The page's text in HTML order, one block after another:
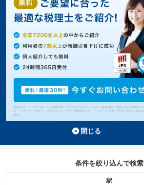
条件を絞り込んで検索
駅
閉じる